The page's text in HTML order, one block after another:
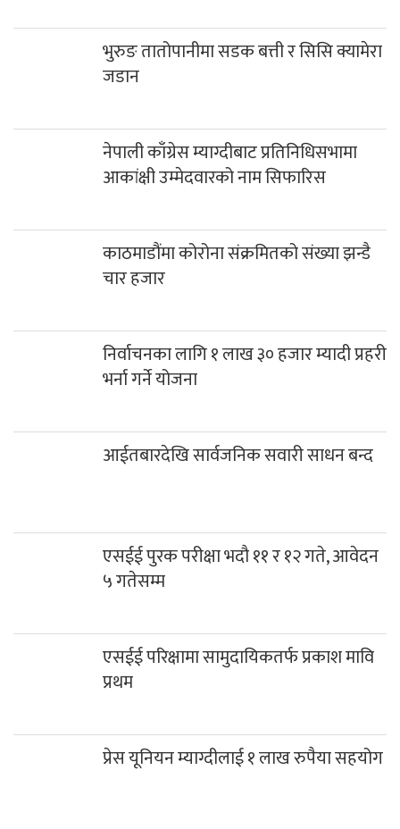
भुरुङ तातोपानीमा सडक बत्ती र सिसि क्यामेरा
जडान
नेपाली काँग्रेस म्याग्दीबाट प्रतिनिधिसभामा
आकांक्षी उम्मेदवारको नाम सिफारिस
काठमाडौंमा कोरोना संक्रमितको संख्या झन्डै
चार हजार
निर्वाचनका लागि १ लाख ३० हजार म्यादी प्रहरी
भर्ना गर्ने योजना
आईतबारदेखि सार्वजनिक सवारी साधन बन्द
एसईई पुरक परीक्षा भदौ ११ र १२ गते, आवेदन
५ गतेसम्म
एसईई परिक्षामा सामुदायिकतर्फ प्रकाश मावि
प्रथम
प्रेस यूनियन म्याग्दीलाई १ लाख रुपैया सहयोग